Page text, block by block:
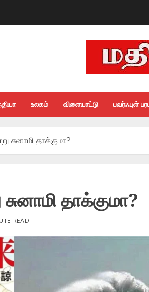
உலகம் விளையாட்டு பவர்ஃபுள்
சுனாமி தாக்குமா?
தாக்குமா?
READ